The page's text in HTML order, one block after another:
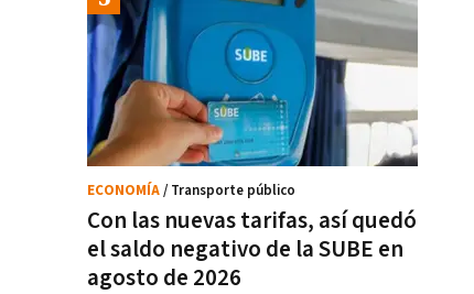
Con las nuevas tarifas, así quedó
el saldo negativo de la SUBE en
agosto de 2026
ECONOMÍA/ Transporte público